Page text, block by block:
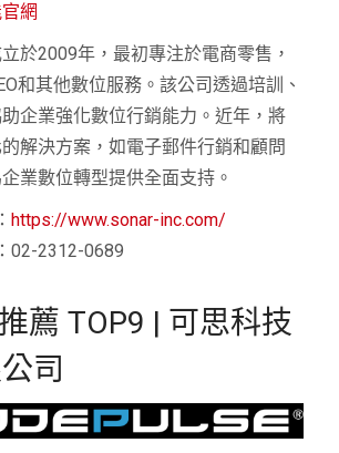
網
於2009年，最初專注於電商零售，
和其他數位服務。該公司透過培訓、
企業強化數位行銷能力。近年，將
解決方案，如電子郵件行銷和顧問
業數位轉型提供全面支持。
https://www.sonar-inc.com/
02-2312-0689
薦 TOP9 | 可思科技
司